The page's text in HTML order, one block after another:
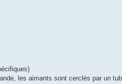
les aimants sont cerclés par un